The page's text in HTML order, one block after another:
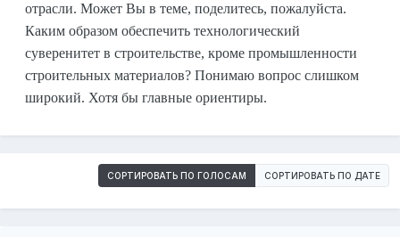
отрасли. Может Вы в теме, поделитесь, пожалуйста.
Каким образом обеспечить технологический
суверенитет в строительстве, кроме промышленности
строительных материалов? Понимаю вопрос слишком
широкий. Хотя бы главные ориентиры.
СОРТИРОВАТЬ ПО ГОЛОСАМ СОРТИРОВАТЬ ПО ДАТЕ